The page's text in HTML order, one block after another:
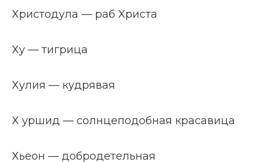
Христодула — раб Христа
Ху — тигрица
Хулия — кудрявая
Х уршид — солнцеподобная красавица
Хьеон — добродетельная